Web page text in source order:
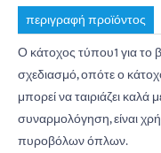
περιγραφή προϊόντος
Ο κάτοχος τύπου1 για το
σχεδιασμό, οπότε ο
μπορεί να ταιριάζει καλά
συναρμολόγηση, είναι
πυροβόλων όπλων.